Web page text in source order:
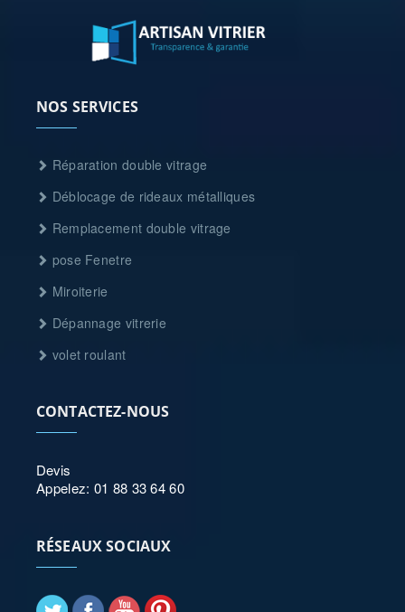
NOS SERVICES
Réparation double vitrage
Déblocage de rideaux métalliques
Remplacement double vitrage
pose Fenetre
Miroiterie
Dépannage vitrerie
volet roulant
CONTACTEZ-NOUS
Devis
Appelez: 01 88 33 64 60
RÉSEAUX SOCIAUX